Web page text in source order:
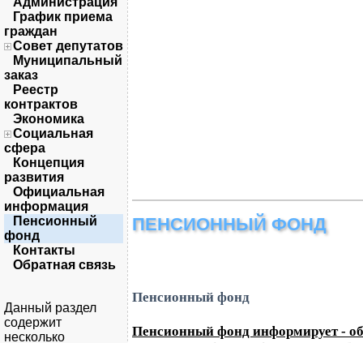
График приема
граждан
Совет депутатов
Муниципальный
заказ
Реестр
контрактов
Экономика
Социальная
сфера
Концепция
развития
Официальная
информация
Пенсионный
фонд
Контакты
Обратная связь
Данный раздел
содержит
несколько
ПЕНСИОННЫЙ ФОНД
Пенсионный фонд
Пенсионный фонд информирует -